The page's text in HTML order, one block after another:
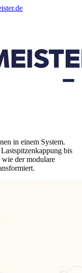
in einem System.
bis
der modulare